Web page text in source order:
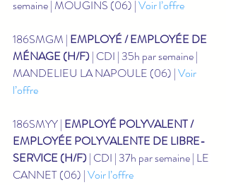
semaine | MOUGINS (06) | Voir l’offre
186SMGM | EMPLOYÉ / EMPLOYÉE DE
MÉNAGE (H/F) | CDI | 35h par semaine |
MANDELIEU LA NAPOULE (06) | Voir
l’offre
186SMYY | EMPLOYÉ POLYVALENT /
EMPLOYÉE POLYVALENTE DE LIBRE-
SERVICE (H/F) | CDI | 37h par semaine | LE
CANNET (06) | Voir l’offre